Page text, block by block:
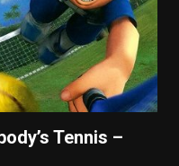
Tennis –